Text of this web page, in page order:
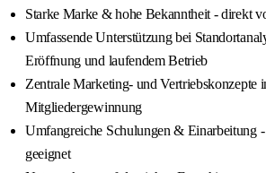
Starke Marke & hohe Bekanntheit - direkt
Umfassende Unterstützung bei
Eröffnung und laufendem Betrieb
Zentrale Marketing- und Vertriebskonzepte
Mitgliedergewinnung
Umfangreiche Schulungen & Einarbeitung
geeignet